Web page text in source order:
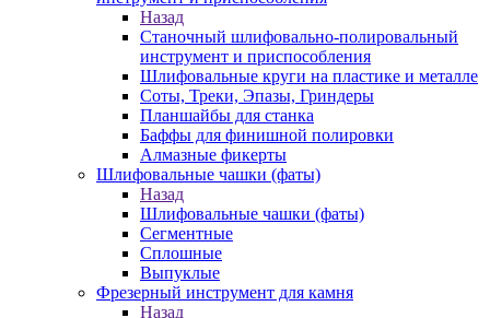
Назад
Станочный шлифовально-полировальный
инструмент и приспособления
Шлифовальные круги на пластике и металле
Соты, Треки, Эпазы, Гриндеры
Планшайбы для станка
Баффы для финишной полировки
Алмазные фикерты
Шлифовальные чашки (фаты)
Назад
Шлифовальные чашки (фаты)
Сегментные
Сплошные
Выпуклые
Фрезерный инструмент для камня
Назад